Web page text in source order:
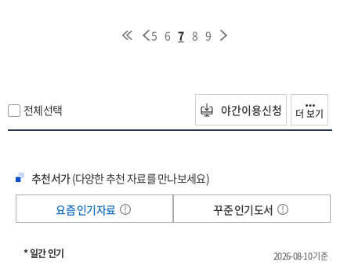
5 6 7 8 9
전체선택 야간이용신청 더 보기
추천서가(다양한 추천 자료를 만나보세요)
요즘 인기자료
꾸준 인기도서
* 일간 인기
2026-08-10 기준